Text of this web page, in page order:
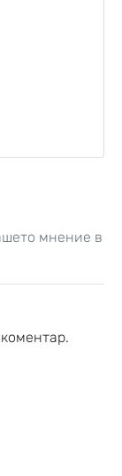
мнение в